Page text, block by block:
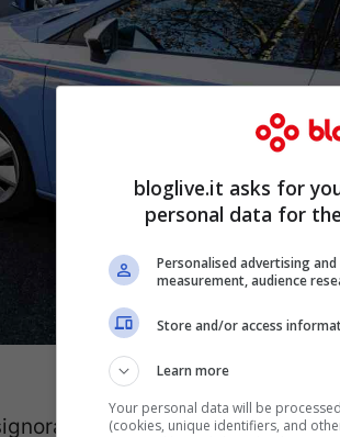
anzianadi 81 anni è morta
bloglive.it asks for
personal data for
Personalised advertising
measurement, audience
Store and/or access
Learn more
Your personal data will be
(cookies, unique identifiers, and